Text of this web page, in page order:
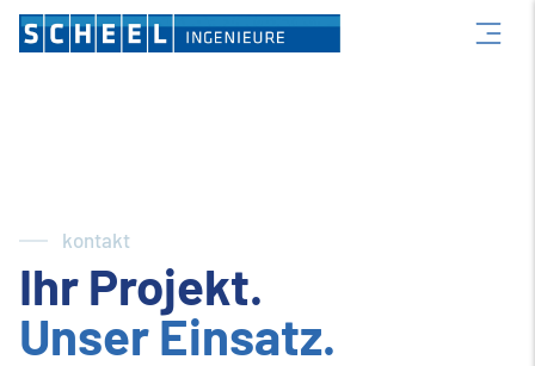
kontakt
Ihr Projekt.
Unser Einsatz.